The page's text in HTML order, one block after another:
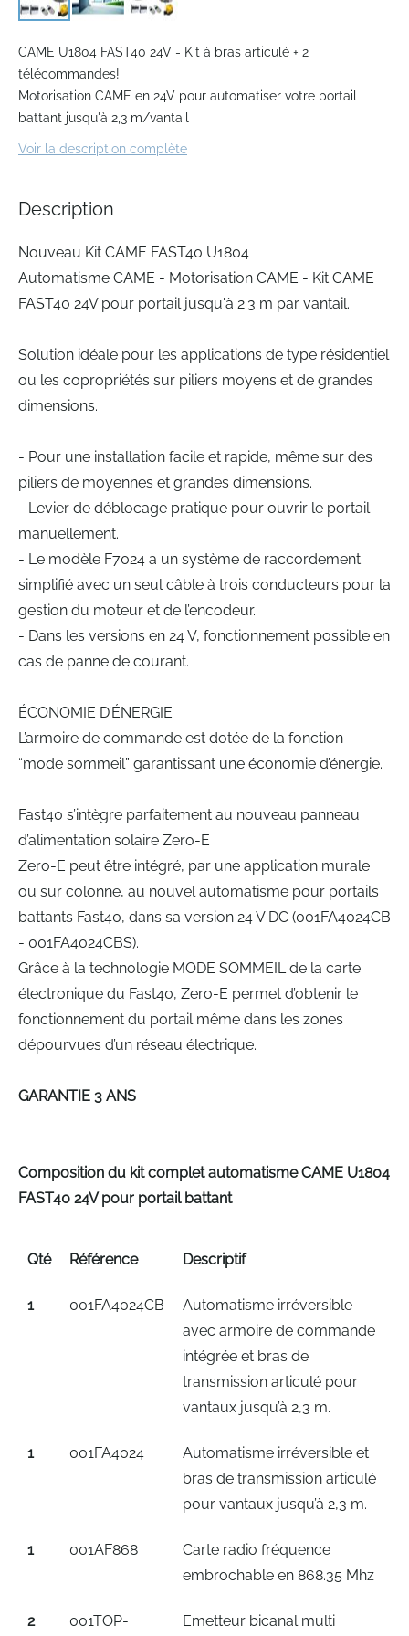
to
the
beginning
of
the
images
gallery
CAME U1804 FAST40 24V - Kit à bras articulé + 2
télécommandes!
Motorisation CAME en 24V pour automatiser votre portail
battant jusqu'à 2,3 m/vantail
Voir la description complète
Description
Nouveau Kit CAME FAST40 U1804
Automatisme CAME - Motorisation CAME - Kit CAME
FAST40 24V pour portail jusqu'à 2.3 m par vantail.
Solution idéale pour les applications de type résidentiel
ou les copropriétés sur piliers moyens et de grandes
dimensions.
- Pour une installation facile et rapide, même sur des
piliers de moyennes et grandes dimensions.
- Levier de déblocage pratique pour ouvrir le portail
manuellement.
- Le modèle F7024 a un système de raccordement
simplifié avec un seul câble à trois conducteurs pour la
gestion du moteur et de l’encodeur.
- Dans les versions en 24 V, fonctionnement possible en
cas de panne de courant.
ÉCONOMIE D’ÉNERGIE
L’armoire de commande est dotée de la fonction
“mode sommeil” garantissant une économie d’énergie.
Fast40 s’intègre parfaitement au nouveau panneau
d’alimentation solaire Zero-E
Zero-E peut être intégré, par une application murale
ou sur colonne, au nouvel automatisme pour portails
battants Fast40, dans sa version 24 V DC (001FA4024CB
- 001FA4024CBS).
Grâce à la technologie MODE SOMMEIL de la carte
électronique du Fast40, Zero-E permet d’obtenir le
fonctionnement du portail même dans les zones
dépourvues d’un réseau électrique.
GARANTIE 3 ANS
Composition du kit complet automatisme CAME U1804
FAST40 24V pour portail battant
Qté Référence Descriptif
1 001FA4024CB
Automatisme irréversible
avec armoire de commande
intégrée et bras de
transmission articulé pour
vantaux jusqu’à 2,3 m.
1 001FA4024
Automatisme irréversible et
bras de transmission articulé
pour vantaux jusqu’à 2,3 m.
1 001AF868
Carte radio fréquence
embrochable en 868.35 Mhz
2 001TOP- Emetteur bicanal multi